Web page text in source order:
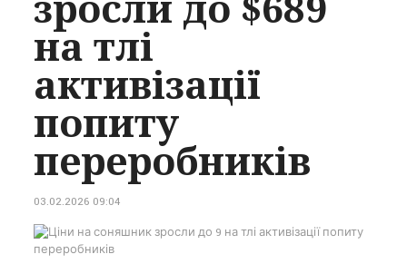
на тлі
активізації
попиту
переробників
03.02.2026 09:04